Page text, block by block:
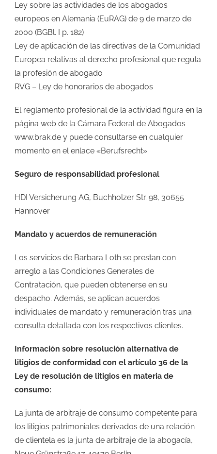
Ley sobre las actividades de los abogados
europeos en Alemania (EuRAG) de 9 de marzo de
2000 (BGBl. I p. 182)
Ley de aplicación de las directivas de la Comunidad
Europea relativas al derecho profesional que regula
la profesión de abogado
RVG – Ley de honorarios de abogados
El reglamento profesional de la actividad figura en la
página web de la Cámara Federal de Abogados
www.brak.de y puede consultarse en cualquier
momento en el enlace «Berufsrecht».
Seguro de responsabilidad profesional
HDI Versicherung AG, Buchholzer Str. 98, 30655
Hannover
Mandato y acuerdos de remuneración
Los servicios de Barbara Loth se prestan con
arreglo a las Condiciones Generales de
Contratación, que pueden obtenerse en su
despacho. Además, se aplican acuerdos
individuales de mandato y remuneración tras una
consulta detallada con los respectivos clientes.
Información sobre resolución alternativa de
litigios de conformidad con el artículo 36 de la
Ley de resolución de litigios en materia de
consumo:
La junta de arbitraje de consumo competente para
los litigios patrimoniales derivados de una relación
de clientela es la junta de arbitraje de la abogacía,